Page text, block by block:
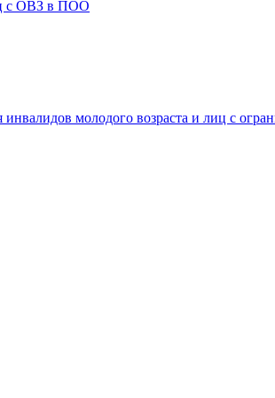
с ОВЗ в ПОО
молодого возраста и лиц с